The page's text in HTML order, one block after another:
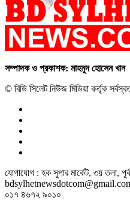
সম্পাদক ও প্রকাশক: মাহমুদ হোসেন খান
© বিডি সিলেট নিউজ মিডিয়া কর্তৃক
যোগাযোগ : হক সুপার মার্কেট, ৩য় তলা,
০১৭ ৪৬৭২ ৯০১০